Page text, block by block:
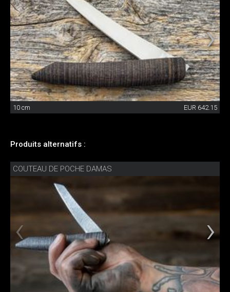
10 cm EUR 642.15
Produits alternatifs :
COUTEAU DE POCHE DAMAS